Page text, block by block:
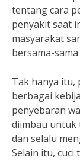
tentang cara
penyakit saat
masyarakat
bersama-
Tak hanya itu,
berbagai
penyebaran
diimbau untuk
dan selalu
Selain itu, cuci